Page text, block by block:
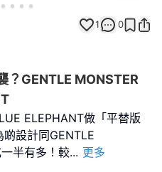
1 0
？GENTLE MONSTER
ELEPHANT做「平替版
設計同GENTLE
半有多！較... 更多